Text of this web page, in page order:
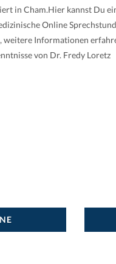
in Cham.Hier kannst Du
Online
weitere Informationen
von Dr. Fredy Loretz